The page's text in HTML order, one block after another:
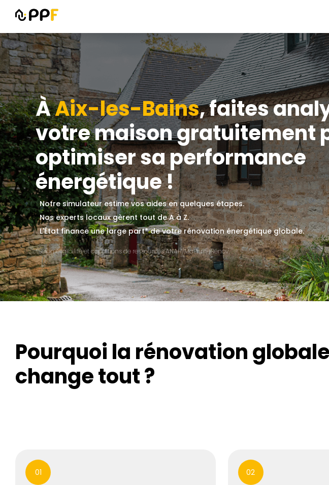
ÀAix-les-Bains, faites
votre maison gratuitement
optimiser sa performance
énergétique !
Notre simulateur estime vos aides en quelques étapes.
Nos experts locaux gèrent tout de A à Z.
L'État finance une large part* de votre rénovation énergétique globale.
*Selon éligibilité et conditions de ressources ANAH/MaPrimeRénov'.
Pourquoi la rénovation globale
change tout ?
01 02